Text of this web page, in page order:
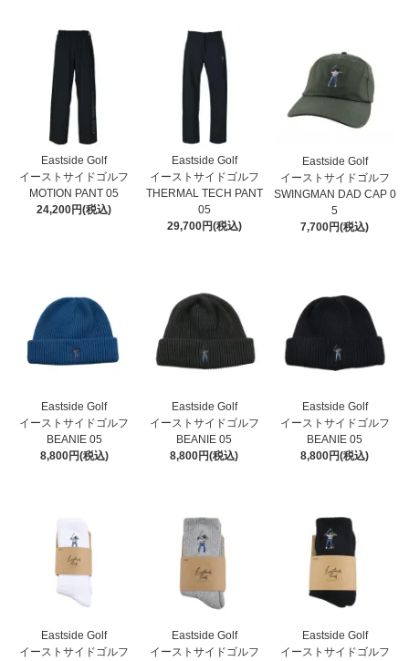
Eastside Golf
イーストサイドゴルフ
MOTION PANT 05
24,200円(税込)
Eastside Golf
イーストサイドゴルフ
THERMAL TECH PANT
05
29,700円(税込)
Eastside Golf
イーストサイドゴルフ
SWINGMAN DAD CAP 0
5
7,700円(税込)
Eastside Golf
イーストサイドゴルフ
BEANIE 05
8,800円(税込)
Eastside Golf
イーストサイドゴルフ
BEANIE 05
8,800円(税込)
Eastside Golf
イーストサイドゴルフ
BEANIE 05
8,800円(税込)
Eastside Golf
イーストサイドゴルフ
Eastside Golf
イーストサイドゴルフ
Eastside Golf
イーストサイドゴルフ